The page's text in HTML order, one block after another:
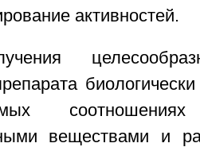
активностей.
веществами и